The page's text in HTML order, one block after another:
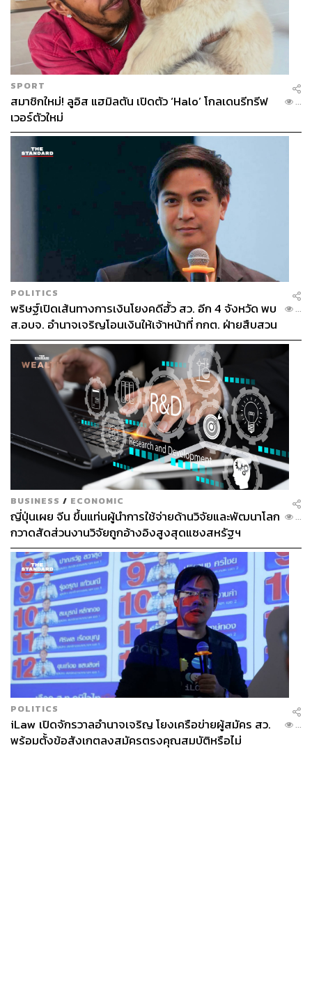
SPORT
สมาชิกใหม่! ลูอิส แฮมิลตัน เปิดตัว ‘Halo’ โกลเดนรีทรีฟ
เวอร์ตัวใหม่
...
POLITICS
พริษฐ์เปิดเส้นทางการเงินโยงคดีฮั้ว สว. อีก 4 จังหวัด พบ
ส.อบจ. อำนาจเจริญโอนเงินให้เจ้าหน้าที่ กกต. ฝ่ายสืบสวน
...
BUSINESS / ECONOMIC
ญี่ปุ่นเผย จีน ขึ้นแท่นผู้นำการใช้จ่ายด้านวิจัยและพัฒนาโลก
กวาดสัดส่วนงานวิจัยถูกอ้างอิงสูงสุดแซงสหรัฐฯ
...
POLITICS
iLaw เปิดจักรวาลอำนาจเจริญ โยงเครือข่ายผู้สมัคร สว.
พร้อมตั้งข้อสังเกตลงสมัครตรงคุณสมบัติหรือไม่
...